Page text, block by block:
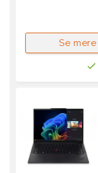
Se mere